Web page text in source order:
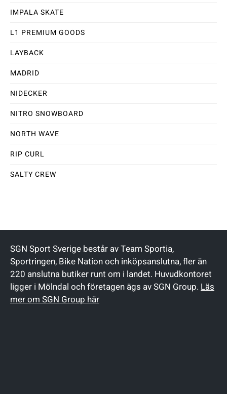
IMPALA SKATE
L1 PREMIUM GOODS
LAYBACK
MADRID
NIDECKER
NITRO SNOWBOARD
NORTH WAVE
RIP CURL
SALTY CREW
SGN Sport Sverige består av Team Sportia,
Sportringen, Bike Nation och inköpsanslutna, fler än
220 anslutna butiker runt om i landet. Huvudkontoret
ligger i Mölndal och företagen ägs av SGN Group. Läs
mer om SGN Group här